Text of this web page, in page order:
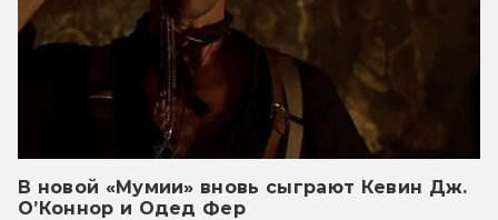
В новой «Мумии» вновь сыграют Кевин Дж.
О’Коннор и Одед Фер